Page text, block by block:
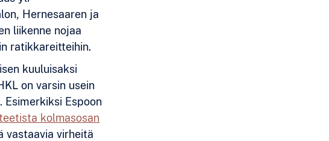
Hernesaaren ja
liikenne nojaa
ratikkareitteihin.
kuuluisaksi
on varsin usein
Espoon
kolmasosan
vastaavia virheitä